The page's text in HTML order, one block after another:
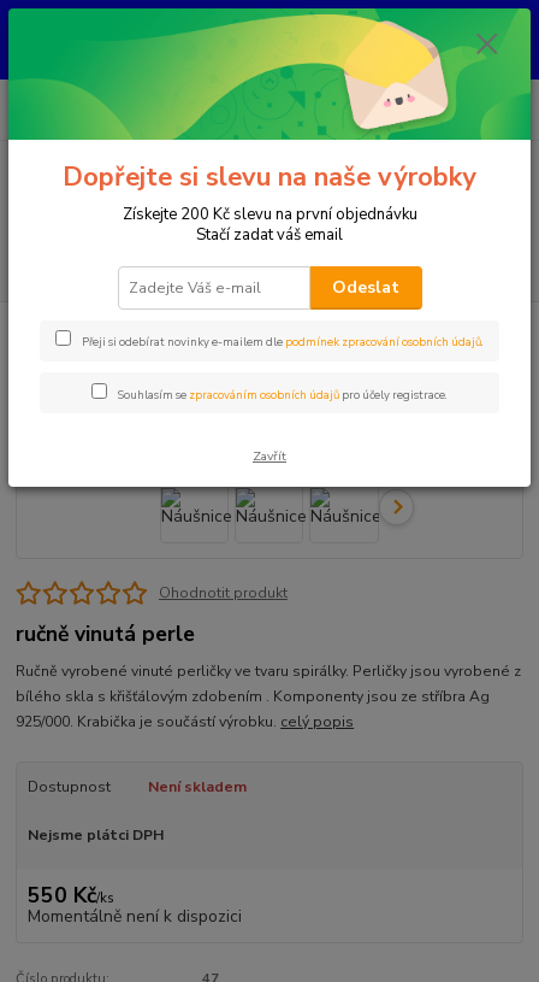
KAŽDÝ KUS JE ORIGINÁL, NIKDY NEBUDE STEJNÝ ! Každý šperk vzniká
ručně nad kahanem jako jediný originál. Jakmile se prodá, už ho znovu
nevytvořím.
Menu
+420 777 083 918
Po-Pá, 8.00 - 20.00
0 Kč
Náušnice
Ohodnotit produkt
ručně vinutá perle
Ručně vyrobené vinuté perličky ve tvaru spirálky. Perličky jsou vyrobené z
bílého skla s křišťálovým zdobením . Komponenty jsou ze stříbra Ag
925/000. Krabička je součástí výrobku. celý popis
Dostupnost Není skladem
Nejsme plátci DPH
550 Kč/ks
Momentálně není k dispozici
Dopřejte si slevu na naše výrobky
Získejte 200 Kč slevu na první objednávku
Stačí zadat váš email
Odeslat
Přeji si odebírat novinky e-mailem dle podmínek zpracování osobních údajů.
Souhlasím se zpracováním osobních údajů pro účely registrace.
Zavřít